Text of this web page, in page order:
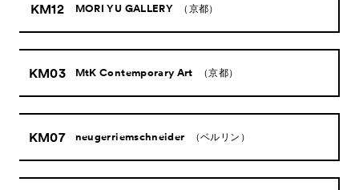
KM12 MORI YU GALLERY （京都）
KM03 MtK Contemporary Art （京都）
KM07 neugerriemschneider （ベルリン）